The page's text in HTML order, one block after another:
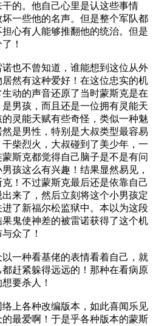
的。他自己心里是认这些事情
一些他的名声。但是整个军队都
心有人能够推翻他的统治。但是
！
曾知道，谁能想到这位从外
然有这种爱好！在这位忠实的机
动的声音还原了当时蒙斯克是在
男孩，而且还是一位拥有灵能天
灵能天赋有些奇怪，类似一种魅
是男性，特别是大叔类型最容易
柴烈火，大叔碰到了美少年，一
斯克都觉得自己脑子是不是有问
孩这么有兴趣！结果显然易见，
！不过蒙斯克最后还是依靠自己
来了，然后立刻将这个小男孩定
了新福尔松监狱中。本以为这段
鬼使神差的被雷诺获得了这个机
众了！
看基佬的表情看着自己，就
赶紧躲得远远的！那种在看病原
要杀人！
种改编版本，如此喜闻乐见
最爱啊！于是乎各种版本的蒙斯